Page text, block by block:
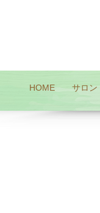
HOME サロン